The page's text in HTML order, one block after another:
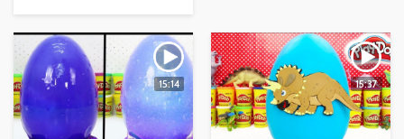
15:14 15:37